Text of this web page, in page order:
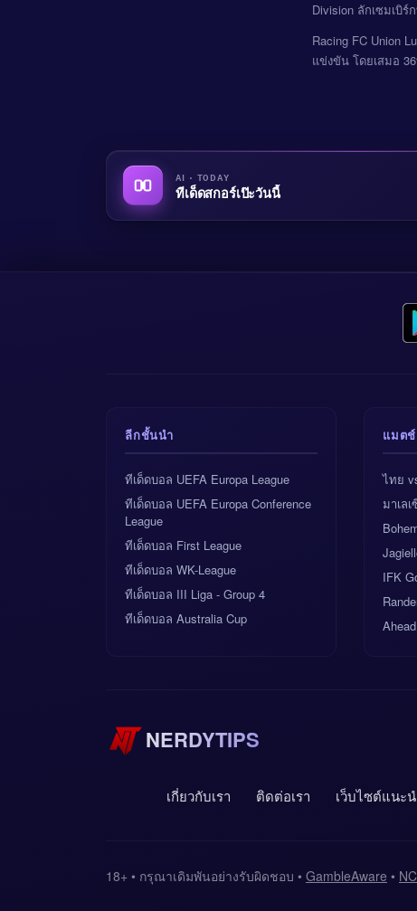
Division ลักเซมเบิ
Racing FC Union
แข่งขัน โดยเสมอ
AI · TODAY
ทีเด็ดสกอร์เป๊ะวันนี้
ลีกชั้นนำ
ทีเด็ดบอล UEFA Europa League
ทีเด็ดบอล UEFA Europa Conference
League
ทีเด็ดบอล First League
ทีเด็ดบอล WK-League
ทีเด็ดบอล III Liga - Group 4
ทีเด็ดบอล Australia Cup
แมตช์
ไทย
มาเล
IFK
NERDYTIPS
เกี่ยวกับเรา ติดต่อเรา เว็บไซต์แนะ
18+ • กรุณาเดิมพันอย่างรับผิดชอบ • GambleAware •